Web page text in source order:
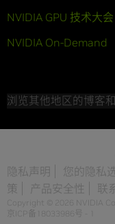
NVIDIA GPU 技术大会
NVIDIA On-Demand
浏览其他地区的博客
隐私声明 您的隐私
策
产品安全性 联
Copyright © 2026 NVIDIA
京ICP备18033986号 - 1